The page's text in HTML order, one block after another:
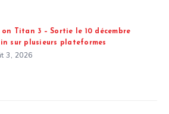
Titan 3 – Sortie le 10 décembre
sur plusieurs plateformes
3, 2026